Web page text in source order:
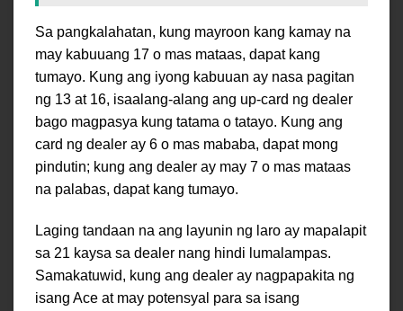
Sa pangkalahatan, kung mayroon kang kamay na
may kabuuang 17 o mas mataas, dapat kang
tumayo. Kung ang iyong kabuuan ay nasa pagitan
ng 13 at 16, isaalang-alang ang up-card ng dealer
bago magpasya kung tatama o tatayo. Kung ang
card ng dealer ay 6 o mas mababa, dapat mong
pindutin; kung ang dealer ay may 7 o mas mataas
na palabas, dapat kang tumayo.
Laging tandaan na ang layunin ng laro ay mapalapit
sa 21 kaysa sa dealer nang hindi lumalampas.
Samakatuwid, kung ang dealer ay nagpapakita ng
isang Ace at may potensyal para sa isang